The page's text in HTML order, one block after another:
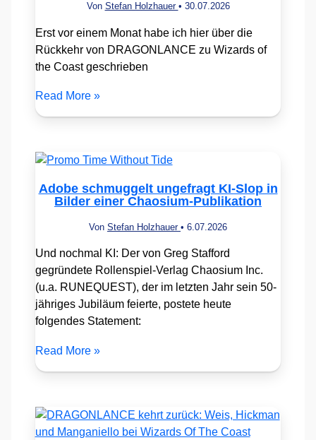
Von Stefan Holzhauer • 30.07.2026
Erst vor einem Monat habe ich hier über die
Rückkehr von DRAGONLANCE zu Wizards of
the Coast geschrieben
Read More »
Adobe schmuggelt ungefragt KI-Slop in
Bilder einer Chaosium-Publikation
Von Stefan Holzhauer • 6.07.2026
Und nochmal KI: Der von Greg Stafford
gegründete Rollenspiel-Verlag Chaosium Inc.
(u.a. RUNEQUEST), der im letzten Jahr sein 50-
jähriges Jubiläum feierte, postete heute
folgendes Statement:
Read More »